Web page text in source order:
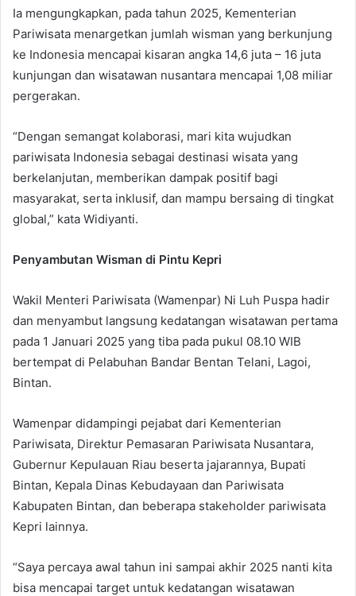
Ia mengungkapkan, pada tahun 2025, Kementerian
Pariwisata menargetkan jumlah wisman yang berkunjung
ke Indonesia mencapai kisaran angka 14,6 juta – 16 juta
kunjungan dan wisatawan nusantara mencapai 1,08 miliar
pergerakan.
“Dengan semangat kolaborasi, mari kita wujudkan
pariwisata Indonesia sebagai destinasi wisata yang
berkelanjutan, memberikan dampak positif bagi
masyarakat, serta inklusif, dan mampu bersaing di tingkat
global,” kata Widiyanti.
Penyambutan Wisman di Pintu Kepri
Wakil Menteri Pariwisata (Wamenpar) Ni Luh Puspa hadir
dan menyambut langsung kedatangan wisatawan pertama
pada 1 Januari 2025 yang tiba pada pukul 08.10 WIB
bertempat di Pelabuhan Bandar Bentan Telani, Lagoi,
Bintan.
Wamenpar didampingi pejabat dari Kementerian
Pariwisata, Direktur Pemasaran Pariwisata Nusantara,
Gubernur Kepulauan Riau beserta jajarannya, Bupati
Bintan, Kepala Dinas Kebudayaan dan Pariwisata
Kabupaten Bintan, dan beberapa stakeholder pariwisata
Kepri lainnya.
“Saya percaya awal tahun ini sampai akhir 2025 nanti kita
bisa mencapai target untuk kedatangan wisatawan